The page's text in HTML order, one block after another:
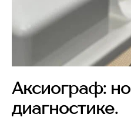
Аксиограф:
диагностике.